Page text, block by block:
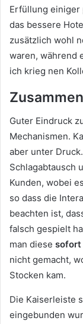
Erfüllung einiger
das bessere
zusätzlich wohl
waren, während
ich krieg nen
Guter Eindruck
Mechanismen.
aber unter
Schlagabtausch
Kunden, wobei
so dass die
beachten ist,
falsch gespielt
man diese sofort
nicht gemacht,
Stocken kam.
Die Kaiserleiste
eingebunden